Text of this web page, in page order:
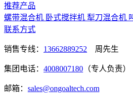
推荐产品
螺带混合机 卧式搅拌机 犁刀混合机
联系方式
销售专线： 13662889252 周先生
集团电话： 4008007180 （专人负责）
邮箱： sales@ongoaltech.com